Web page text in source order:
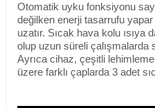
Otomatik uyku fonksiyonu
değilken enerji tasarrufu
uzatır. Sıcak hava kolu ısıya
olup uzun süreli çalışmalarda
Ayrıca cihaz, çeşitli
üzere farklı çaplarda 3 adet